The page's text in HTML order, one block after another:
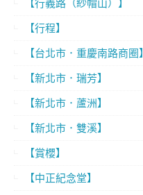
【行義路（紗帽山）】
【行程】
【台北市．重慶南路商圈】
【新北市．瑞芳】
【新北市．蘆洲】
【新北市．雙溪】
【賞櫻】
【中正紀念堂】